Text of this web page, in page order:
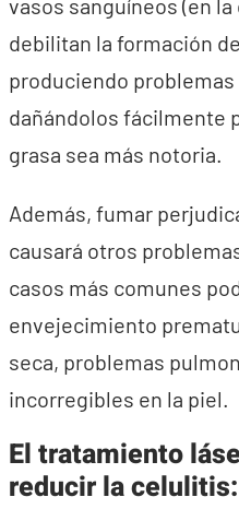
vasos sanguíneos (en
debilitan la formación
produciendo
dañándolos fácilmente
grasa sea más notoria.
Además, fumar
causará otros
casos más comunes
envejecimiento
seca, problemas
incorregibles en la piel.
El tratamiento
reducir la